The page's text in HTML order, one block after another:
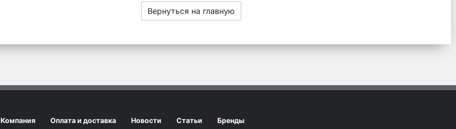
Вернуться на главную
Компания Оплата и доставка Новости Статьи Бренды